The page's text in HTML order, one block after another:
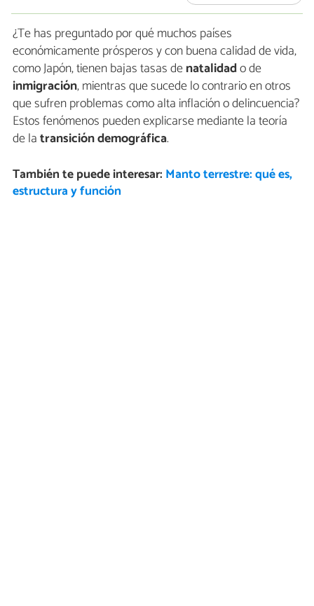
¿Te has preguntado por qué muchos países
económicamente prósperos y con buena calidad de vida,
como Japón, tienen bajas tasas denatalidado de
inmigración, mientras que sucede lo contrario en otros
que sufren problemas como alta inflación o delincuencia?
Estos fenómenos pueden explicarse mediante la teoría
de latransicióndemográfica.
También te puede interesar: Manto terrestre: qué es,
estructura y función